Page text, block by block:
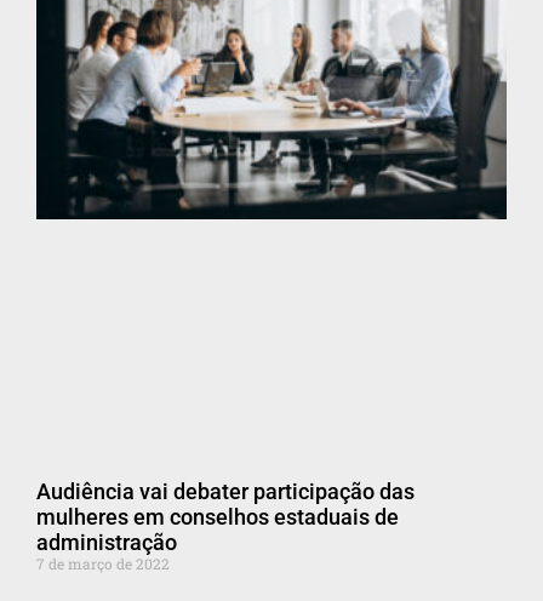
Audiência vai debater participação das
mulheres em conselhos estaduais de
administração
7 de março de 2022